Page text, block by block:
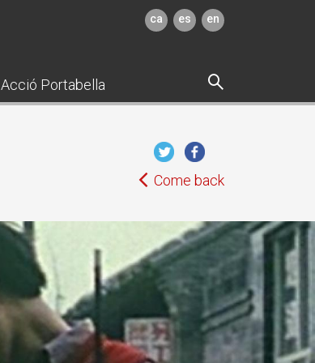
ca es en
Acció Portabella
Come back